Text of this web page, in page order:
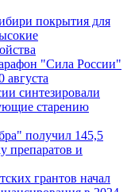
покрытия для
"Сила России"
августа
синтезировали
старению
получил 145,5
препаратов и
грантов начал